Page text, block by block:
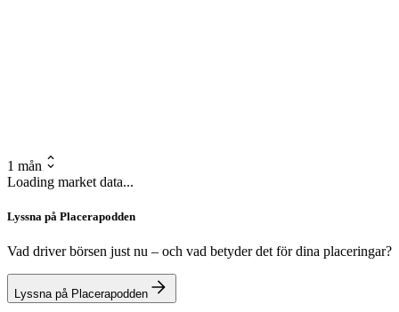
1 mån
Loading market data...
Lyssna på Placerapodden
Vad driver börsen just nu – och vad betyder det för dina placeringar?
Lyssna på Placerapodden